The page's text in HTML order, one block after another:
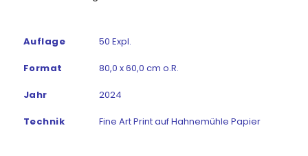
Auflage 50 Expl.
Format 80,0 x 60,0 cm o.R.
Jahr 2024
Technik Fine Art Print auf Hahnemühle Papier